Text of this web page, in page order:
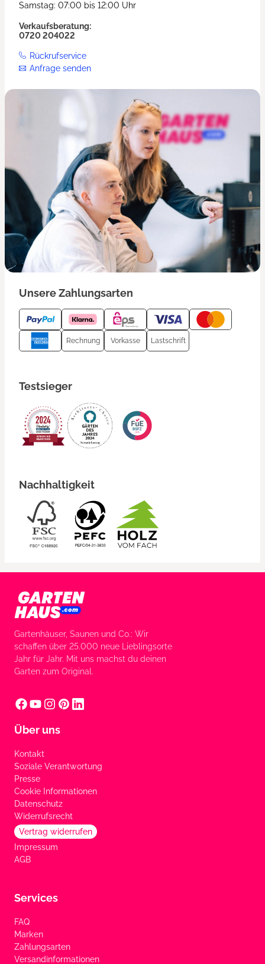
Samstag: 07:00 bis 12:00 Uhr
Verkaufsberatung:
0720 204022
Rückrufservice
Anfrage senden
Unsere Zahlungsarten
Rechnung Vorkasse Lastschrift
Testsieger
Nachhaltigkeit
Gartenhäuser, Saunen und Co.: Wir
schaffen über 25.000 neue Lieblingsorte
Jahr für Jahr. Mit uns machst du deinen
Garten zum Original.
Über uns
Kontakt
Soziale Verantwortung
Presse
Cookie Informationen
Datenschutz
Widerrufsrecht
Vertrag widerrufen
Impressum
AGB
Services
FAQ
Marken
Zahlungsarten
Versandinformationen